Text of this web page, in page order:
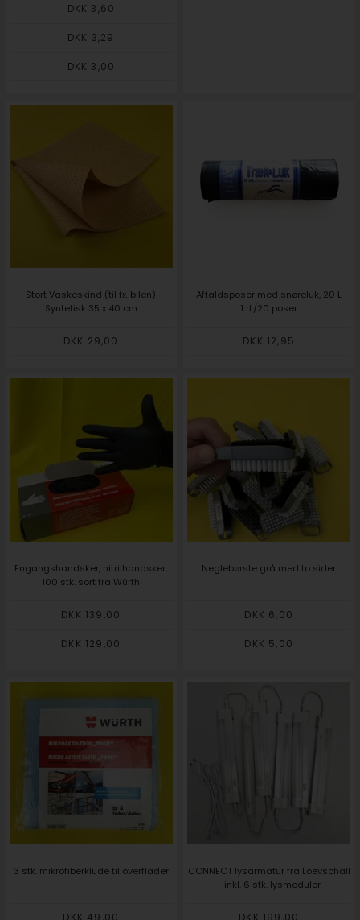
DKK 3,60
DKK 3,29
DKK 3,00
Stort Vaskeskind (til fx. bilen)
Syntetisk 35 x 40 cm
DKK 29,00
Affaldsposer med snøreluk, 20 L
1 rl./20 poser
DKK 12,95
Engangshandsker, nitrilhandsker,
100 stk. sort fra Würth
DKK 139,00
DKK 129,00
Neglebørste grå med to sider
DKK 6,00
DKK 5,00
3 stk. mikrofiberklude til overflader
CONNECT lysarmatur fra Loevschall
- inkl. 6 stk. lysmoduler